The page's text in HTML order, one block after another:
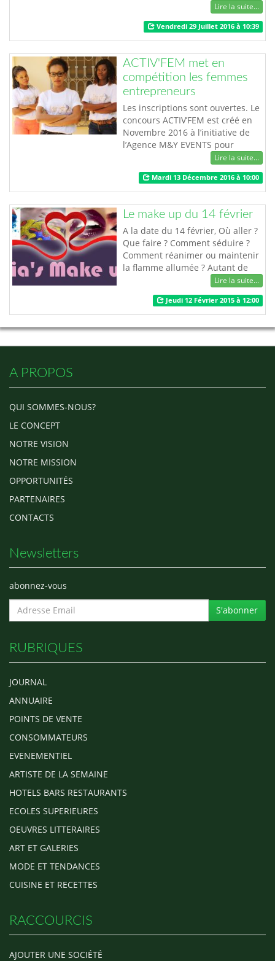
quotidien. L'entrepreneur
togolais et chasseur de style Latif
AYEVA, initiateur de SEMO UP,
traduit par cette marque, tout le
dynamisme et la vigueur
généralement constatés chez les
jeunes. Au-delà du message de
prise de c…
Lire la suite...
Vendredi 29 Juillet 2016 à 10:39
ACTIV'FEM met en
compétition les femmes
entrepreneurs
Les inscriptions sont ouvertes. Le
concours ACTIV’FEM est créé en
Novembre 2016 à l’initiative de
l’Agence M&Y EVENTS pour
encourager et valoriser
l’entrepreneuriat féminin. Au
TOGO, seulement 30 % des
créations d’entreprise sont
portées par des femmes. Parce
qu’il est visiblement plus difficile
pour les femmes qui souhaitent
entreprendre de s…
Lire la suite...
Mardi 13 Décembre 2016 à 10:00
Le make up du 14 février
A la date du 14 février, Où aller ?
Que faire ? Comment séduire ?
Comment réanimer ou maintenir
la flamme allumée ? Autant de
questions qu’homme ou femme
se pose. Quoi que quotidien,
l’Amour a trouvé une date
consacrée à sa célébration,
Heureusement pour lui. Le 14
Lire la suite...
Jeudi 12 Février 2015 à 12:00
A PROPOS
QUI SOMMES-NOUS?
LE CONCEPT
NOTRE VISION
NOTRE MISSION
OPPORTUNITÉS
PARTENAIRES
CONTACTS
Newsletters
abonnez-vous
S'abonner
RUBRIQUES
JOURNAL
ANNUAIRE
POINTS DE VENTE
CONSOMMATEURS
EVENEMENTIEL
ARTISTE DE LA SEMAINE
HOTELS BARS RESTAURANTS
ECOLES SUPERIEURES
OEUVRES LITTERAIRES
ART ET GALERIES
MODE ET TENDANCES
CUISINE ET RECETTES
RACCOURCIS
AJOUTER UNE SOCIÉTÉ